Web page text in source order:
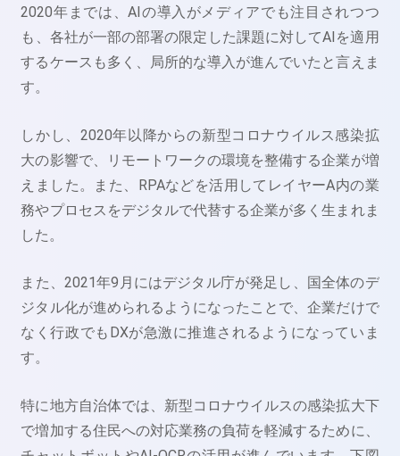
2020年までは、AIの導入がメディアでも注目されつつ
も、各社が一部の部署の限定した課題に対してAIを適用
するケースも多く、局所的な導入が進んでいたと言えま
す。
しかし、2020年以降からの新型コロナウイルス感染拡
大の影響で、リモートワークの環境を整備する企業が増
えました。また、RPAなどを活用してレイヤーA内の業
務やプロセスをデジタルで代替する企業が多く生まれま
した。
また、2021年9月にはデジタル庁が発足し、国全体のデ
ジタル化が進められるようになったことで、企業だけで
なく行政でもDXが急激に推進されるようになっていま
す。
特に地方自治体では、新型コロナウイルスの感染拡大下
で増加する住民への対応業務の負荷を軽減するために、